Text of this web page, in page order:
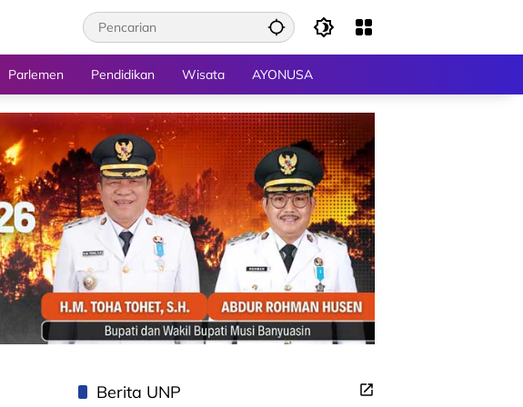
Parlemen Pendidikan Wisata AYONUSA
Berita UNP